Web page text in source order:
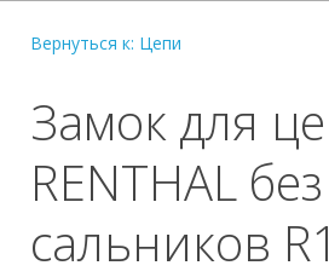
Вернуться к: Цепи
Замок для
RENTHAL без
сальников